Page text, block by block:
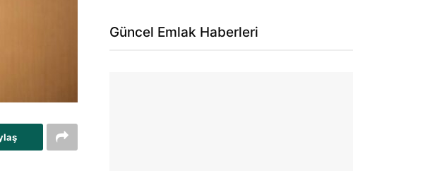
Güncel Emlak Haberleri